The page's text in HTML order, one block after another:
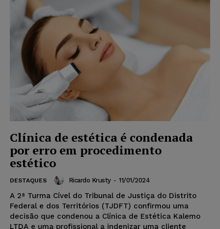
Clínica de estética é condenada
por erro em procedimento
estético
DESTAQUES Ricardo Krusty - 11/01/2024
A 2ª Turma Cível do Tribunal de Justiça do Distrito
Federal e dos Territórios (TJDFT) confirmou uma
decisão que condenou a Clínica de Estética Kalemo
LTDA e uma profissional a indenizar uma cliente